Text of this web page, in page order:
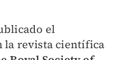
el
la revista científica